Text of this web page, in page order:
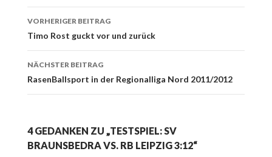
Beitrags-
Navigation
VORHERIGER BEITRAG
Timo Rost guckt vor und zurück
NÄCHSTER BEITRAG
RasenBallsport in der Regionalliga Nord 2011/2012
4 GEDANKEN ZU „TESTSPIEL: SV
BRAUNSBEDRA VS. RB LEIPZIG 3:12“